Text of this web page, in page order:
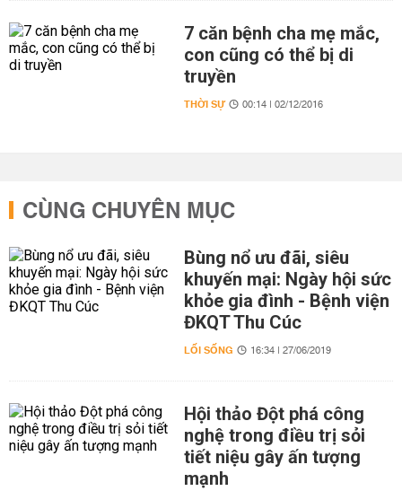
7 căn bệnh cha mẹ mắc,
con cũng có thể bị di
truyền
THỜI SỰ 00:14 | 02/12/2016
CÙNG CHUYÊN MỤC
Bùng nổ ưu đãi, siêu
khuyến mại: Ngày hội sức
khỏe gia đình - Bệnh viện
ĐKQT Thu Cúc
LỐI SỐNG 16:34 | 27/06/2019
Hội thảo Đột phá công
nghệ trong điều trị sỏi
tiết niệu gây ấn tượng
mạnh